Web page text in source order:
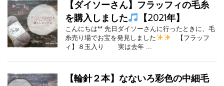
【ダイソーさん】フラッフィの毛糸
を購入しました
【2021年】
こんにちは** 先日ダイソーさんに行ったときに、毛
糸売り場でお宝を発見しました
【フラッフ
ィ】８玉入り 実は去年 ...
【輪針２本】なないろ彩色の中細毛